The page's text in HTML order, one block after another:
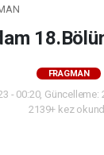
FRAGMAN
- 00:20, Güncelleme:
2139+ kez